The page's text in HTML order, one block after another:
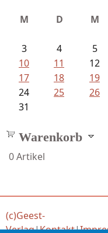
M D M
3
4 5
10
11 12
17
18 19
24
25 26
31
Warenkorb
0Artikel
(c)Geest-
Verlag|Kontakt|